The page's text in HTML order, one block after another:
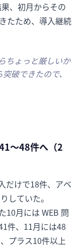
、初月からその
たため、導入継続
ちょっと厳しいか
破できたので、
〜48件へ（2
だけで18件、アベ
していた。
10月には WEB 問
件、11月には48
プラス10件以上